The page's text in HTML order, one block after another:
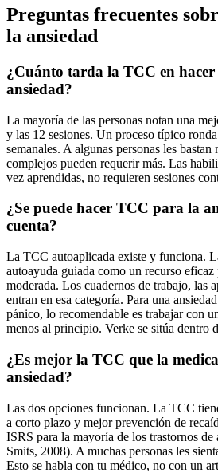
Preguntas frecuentes
la ansiedad
¿Cuánto tarda la TCC en hacer
ansiedad?
La mayoría de las personas notan una
y las 12 sesiones. Un proceso típico
semanales. A algunas personas les bastan
complejos pueden requerir más. Las
vez aprendidas, no requieren sesiones
¿Se puede hacer TCC para la
cuenta?
La TCC autoaplicada existe y funciona.
autoayuda guiada como un recurso eficaz
moderada. Los cuadernos de trabajo, las
entran en esa categoría. Para una
pánico, lo recomendable es trabajar con
menos al principio. Verke se sitúa dentro
¿Es mejor la TCC que la
ansiedad?
Las dos opciones funcionan. La TCC
a corto plazo y mejor prevención de
ISRS para la mayoría de los trastornos
Smits, 2008). A muchas personas les
Esto se habla con tu médico, no con un